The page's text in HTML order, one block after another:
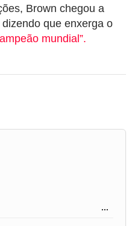
Brown chegou a
que enxerga o
mundial”.
...